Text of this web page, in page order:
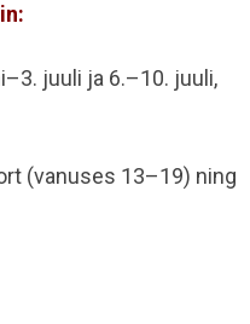
juuli ja 6.–10. juuli,
(vanuses 13–19) ning